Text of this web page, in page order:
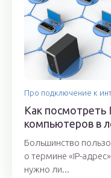
Про подключение к
Как посмотреть
компьютеров в
Большинство
о термине «IP-
нужно ли...